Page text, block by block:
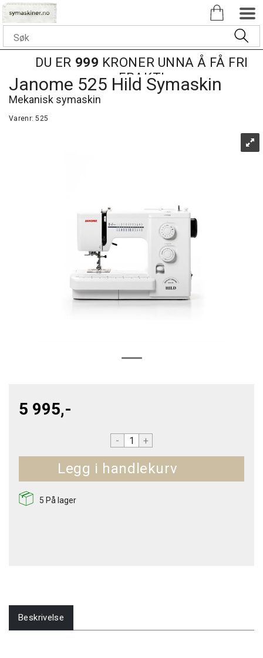
DU ER 999 KRONER UNNA Å FÅ FRI
FRAKT!
Janome 525 Hild Symaskin
Mekanisk symaskin
Varenr:525
5 995,-
- +
5 På lager
Beskrivelse